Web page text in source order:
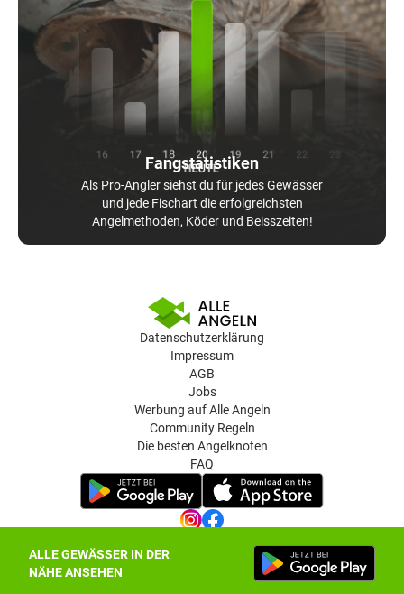
ALLE GEWÄSSER IN DER
NÄHE ANSEHEN
Fangstatistiken
Als Pro-Angler siehst du für jedes Gewässer
und jede Fischart die erfolgreichsten
Angelmethoden, Köder und Beisszeiten!
Datenschutzerklärung
Impressum
AGB
Jobs
Werbung auf Alle Angeln
Community Regeln
Die besten Angelknoten
FAQ
Datenschutz-Einstellungen